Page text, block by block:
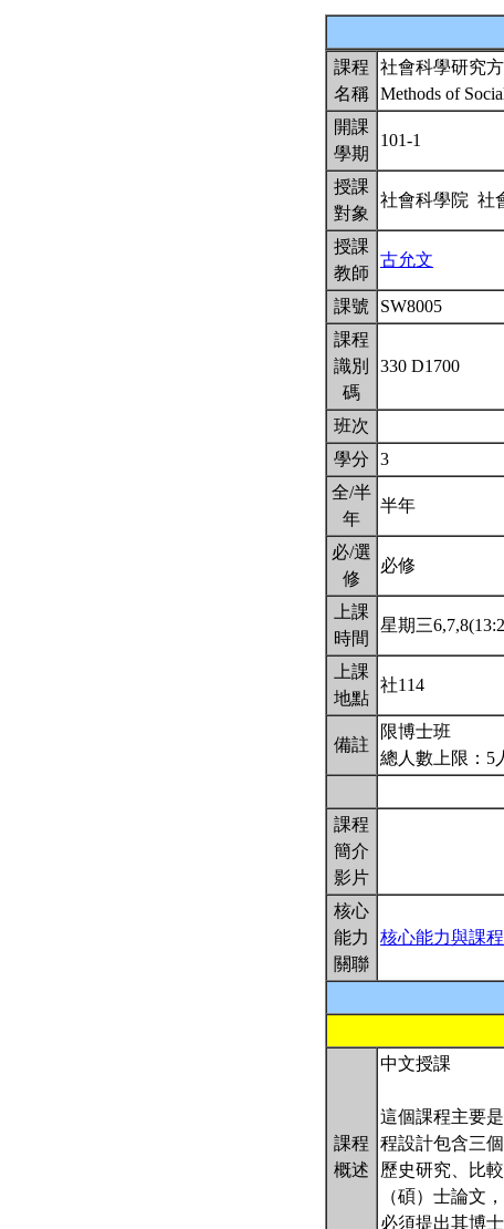
課程
名稱
社會科學研究
Methods of
開課
學期
101-1
授課
對象
社會科學院 社
授課
教師
古允文
課號
SW8005
課程
識別
碼
330 D1700
班次
學分
3
全/半
年
半年
必/選
修
必修
上課
時間
星期三
上課
地點
社114
備註
限博士班
總人數上限：5
課程
簡介
影片
核心
能力
關聯
核心能力與課
課程
概述
中文授課
這個課程主要
程設計包含三
歷史研究、比
（碩）士論文
必須提出其博